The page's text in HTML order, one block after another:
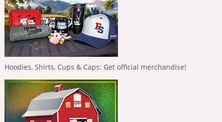
Hoodies, Shirts, Cups & Caps: Get official merchandise!